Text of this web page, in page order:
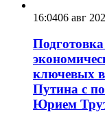
16:0406 авг
ключевых
Путина с
Юрием